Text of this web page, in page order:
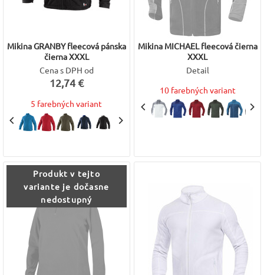
Mikina GRANBY fleecová pánska
čierna XXXL
Cena s DPH od
12,74 €
5 farebných variant
Mikina MICHAEL fleecová čierna
XXXL
Detail
10 farebných variant
Produkt v tejto
variante je dočasne
nedostupný